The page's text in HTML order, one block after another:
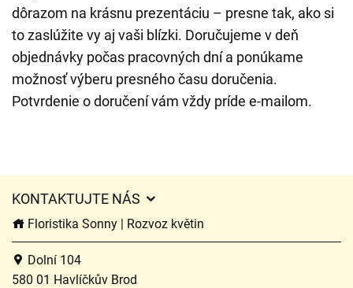
dôrazom na krásnu prezentáciu – presne tak, ako si
to zaslúžite vy aj vaši blízki. Doručujeme v deň
objednávky počas pracovných dní a ponúkame
možnosť výberu presného času doručenia.
Potvrdenie o doručení vám vždy príde e-mailom.
KONTAKTUJTE NÁS
Floristika Sonny | Rozvoz květin
Dolní 104
580 01 Havlíčkův Brod